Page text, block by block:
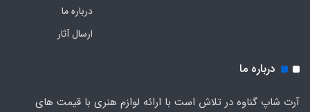
درباره ما
ارسال آثار
درباره ما
آرت شاپ گناوه در تلاش است با ارائه لوازم هنری با قیمت های